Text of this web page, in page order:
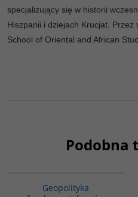
specjalizujący się w historii
Hiszpanii i dziejach Krucjat.
School of Oriental and African
Podobna
Geopolityka